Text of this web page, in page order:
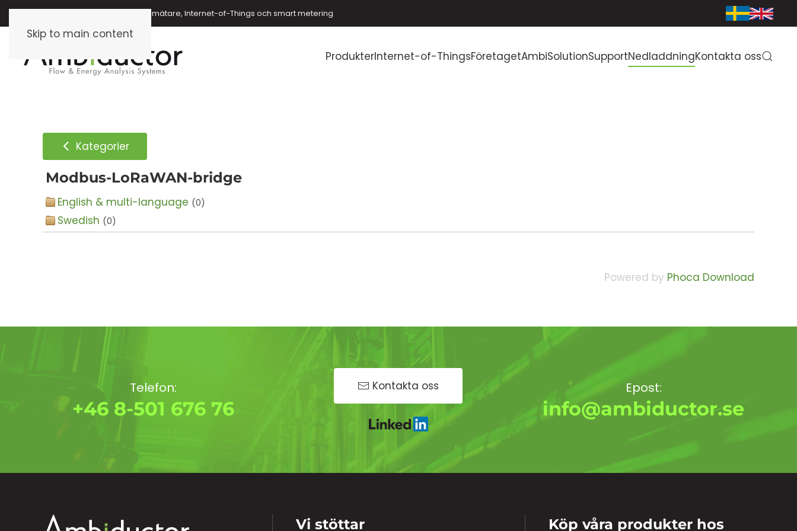
Skip to main content
Energimätare, vattenmätare, oljemätare, Internet-of-Things och smart metering
ProdukterInternet-of-ThingsFöretagetAmbiSolutionSupportNedladdningKontakta oss
Kategorier
Modbus-LoRaWAN-bridge
English & multi-language (0)
Swedish (0)
Powered by Phoca Download
Telefon:
+46 8-501 676 76
Kontakta oss Epost:
info@ambiductor.se
Vi stöttar Köp våra produkter hos